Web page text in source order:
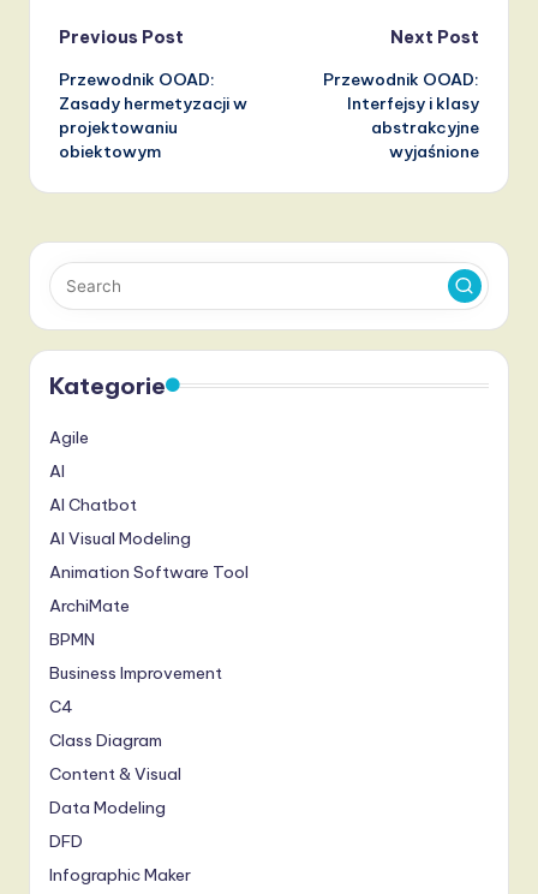
Post
navigation
Previous Post
Przewodnik OOAD:
Zasady hermetyzacji w
projektowaniu
obiektowym
Next Post
Przewodnik OOAD:
Interfejsy i klasy
abstrakcyjne
wyjaśnione
Kategorie
Agile
AI
AI Chatbot
AI Visual Modeling
Animation Software Tool
ArchiMate
BPMN
Business Improvement
C4
Class Diagram
Content & Visual
Data Modeling
DFD
Infographic Maker